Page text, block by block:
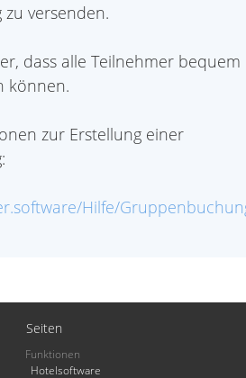
versenden.
dass alle Teilnehmer bequem
können.
zur Erstellung einer
Hilfe/
Seiten
Funktionen
Hotelsoftware